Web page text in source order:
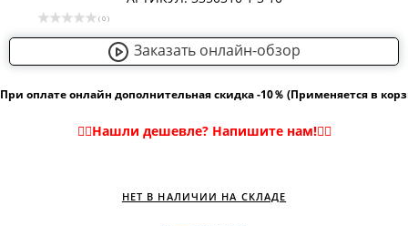
( 0 )
Заказать онлайн-обзор
При оплате онлайн дополнительная скидка -10％ (Применяется в
НЕТ В НАЛИЧИИ НА СКЛАДЕ